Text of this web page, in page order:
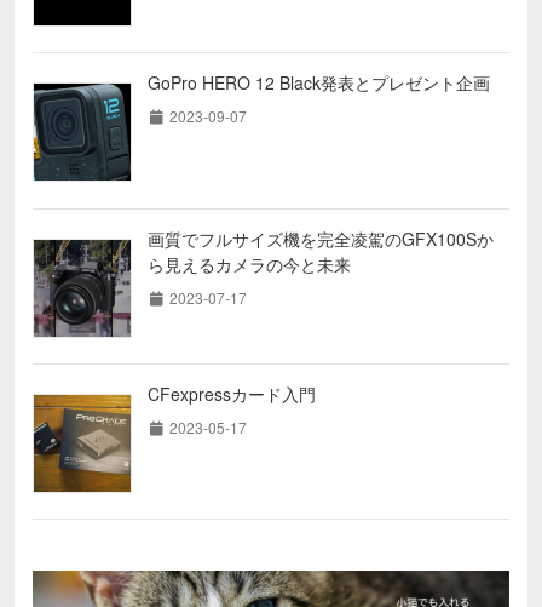
GoPro HERO 12 Black発表とプレゼント企画
2023-09-07
画質でフルサイズ機を完全凌駕のGFX100Sか
ら見えるカメラの今と未来
2023-07-17
CFexpressカード入門
2023-05-17